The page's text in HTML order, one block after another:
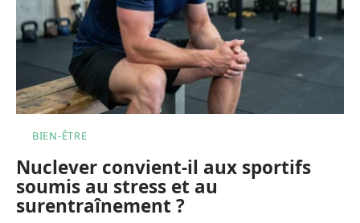
BIEN-ÊTRE
Nuclever convient-il aux sportifs
soumis au stress et au
surentraînement ?